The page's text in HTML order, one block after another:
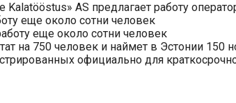
AS предлагает работу
еще около сотни человек
еще около сотни человек
на 750 человек и наймет в Эстонии 150
официально для